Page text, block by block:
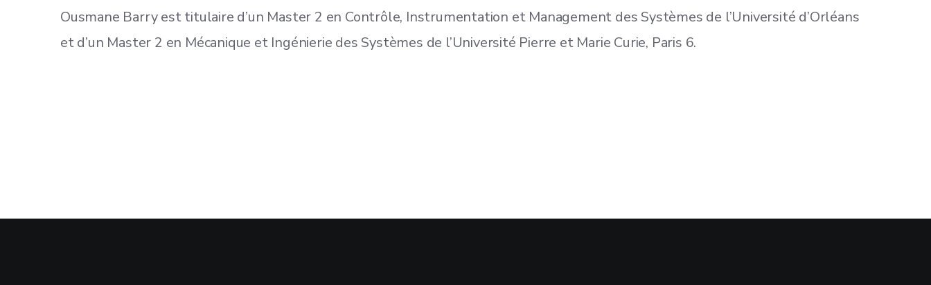
Ousmane Barry est titulaire d’un Master 2 en Contrôle, Instrumentation et Management des Systèmes de l’Université d’Orléans
et d’un Master 2 en Mécanique et Ingénierie des Systèmes de l’Université Pierre et Marie Curie, Paris 6.